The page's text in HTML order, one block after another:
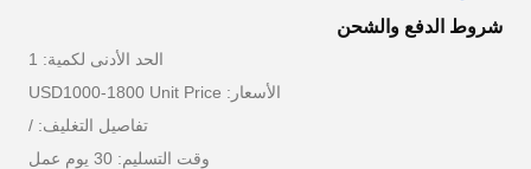
شروط الدفع والشحن
الحد الأدنى لكمية: 1
الأسعار: USD1000-1800 Unit Price
تفاصيل التغليف: /
وقت التسليم: 30 يوم عمل